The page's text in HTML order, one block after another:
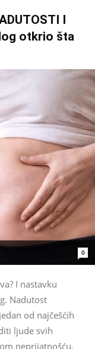
I
otkrio šta
0
I nastavku
Nadutost
od najčešćih
ljude svih
neprijatnošću,